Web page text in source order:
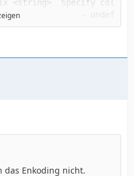
das Enkoding nicht.